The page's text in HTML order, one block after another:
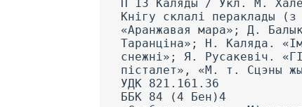
П 13 Каляды / Укл. М.
Кнігу склалі пераклады
«Аранжавая мара»; Д.
Таранціна»; Н. Каляда.
снежні»; Я. Русакевіч.
пісталет», «М. т. Сцэны
УДК 821.161.36
ББК 84 (4 Бен)4